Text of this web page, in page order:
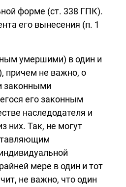
форме (ст. 338 ГПК).
его вынесения (п. 1
умершими) в один и
причем не важно, о
законными
его законным
наследодателя и
них. Так, не могут
мере в один и тот
не важно, что один